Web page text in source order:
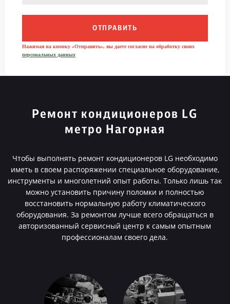
ОТПРАВИТЬ
Нажимая на кнопку «Отправить», вы даете согласие на обработку своих
персональных данных
Ремонт кондиционеров LG
метро Нагорная
Чтобы выполнять ремонт кондиционеров LG необходимо
иметь в своем распоряжении специальное оборудование,
инструменты и многолетний опыт работы. Только лишь так
можно установить причину поломки и полностью
восстановить нормальную работу климатического
оборудования. За ремонтом лучше всего обращаться в
авторизованный сервисный центр к самым опытным
профессионалам своего дела.